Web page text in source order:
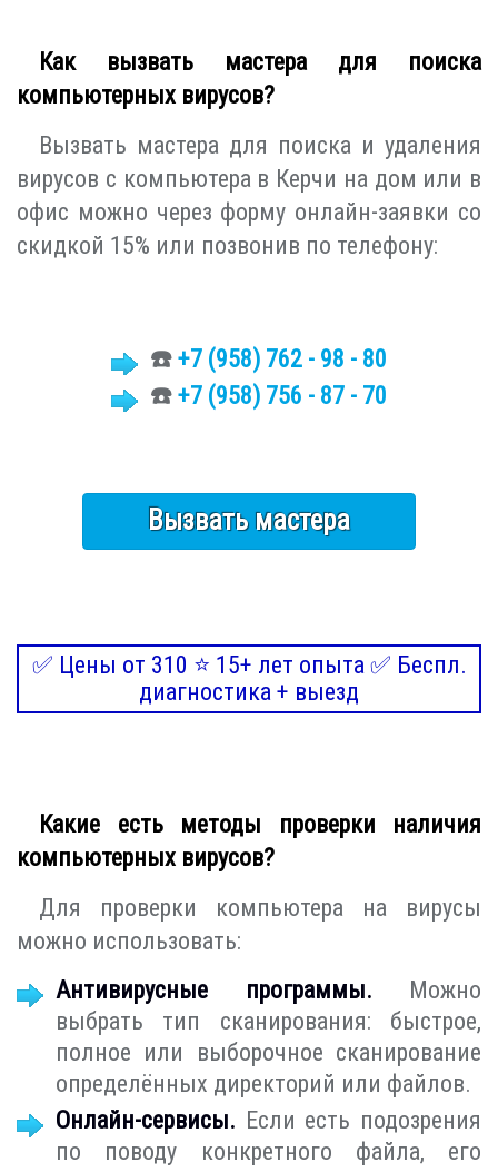
Как вызвать мастера для поиска
компьютерных вирусов?
Вызвать мастера для поиска и удаления
вирусов с компьютера в Керчи на дом или в
офис можно через форму онлайн-заявки со
скидкой 15% или позвонив по телефону:
☎️ +7 (958) 762 - 98 - 80
☎️ +7 (958) 756 - 87 - 70
Вызвать мастера
✅ Цены от 310 ⭐ 15+ лет опыта ✅ Беспл.
диагностика + выезд
Какие есть методы проверки наличия
компьютерных вирусов?
Для проверки компьютера на вирусы
можно использовать:
Антивирусные программы. Можно
выбрать тип сканирования: быстрое,
полное или выборочное сканирование
определённых директорий или файлов.
Онлайн-сервисы. Если есть подозрения
по поводу конкретного файла, его